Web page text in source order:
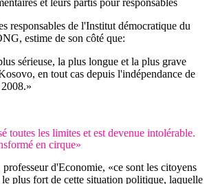
responsables de l'Institut démocratique du
estime de son côté que:
sérieuse, la plus longue et la plus grave
en tout cas depuis l'indépendance de
toutes les limites et est devenue intolérable.
en cirque»
d'Economie, «ce sont les citoyens
plus fort de cette situation politique, laquelle